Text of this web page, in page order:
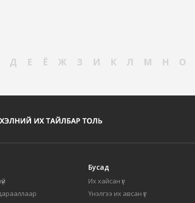
Д Е Ё Ж З И К Л М Н О
Бусад
Их хайсан үг
Үнэлгээ их авсан үг